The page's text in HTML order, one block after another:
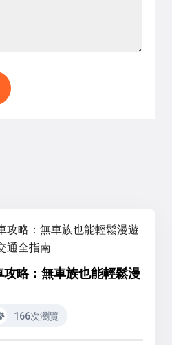
略：無車族也能輕鬆漫
166次瀏覽